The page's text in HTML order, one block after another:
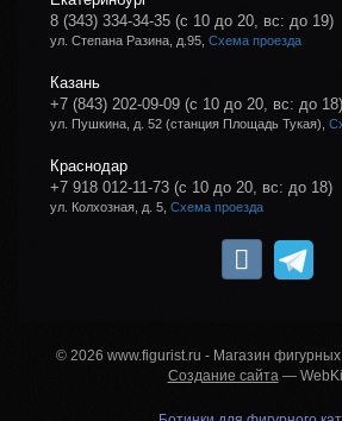
8 (343) 334-34-35 (с 10 до 20, вс: до 19)
ул. Степана Разина, д.95, Схема проезда
Казань
+7 (843) 202-09-09 (с 10 до 20, вс: до 18)
ул. Пушкина, д. 52 (станция Площадь Тукая),
Краснодар
+7 918 012-11-73 (с 10 до 20, вс: до 18)
ул. Колхозная, д. 5, Схема проезда
© 2026 www.figurist.ru - Магазин фигурных
Создание сайта —